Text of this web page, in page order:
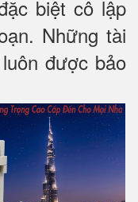
biệt cô lập
Những tài
được bảo